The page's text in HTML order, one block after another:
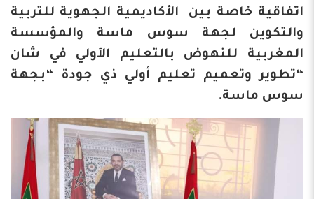
اتفاقية خاصة بين الأكاديمية الجهوية للتربية
والتكوين لجهة سوس ماسة والمؤسسة
المغربية للنهوض بالتعليم الأولي في شان
“تطوير وتعميم تعليم أولي ذي جودة “بجهة
سوس ماسة.